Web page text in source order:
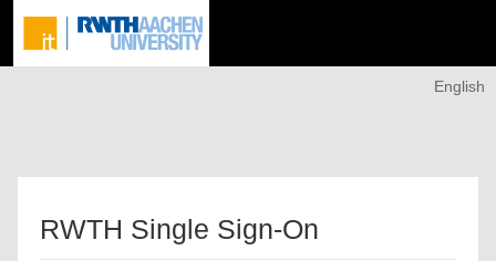
English
RWTH Single Sign-On